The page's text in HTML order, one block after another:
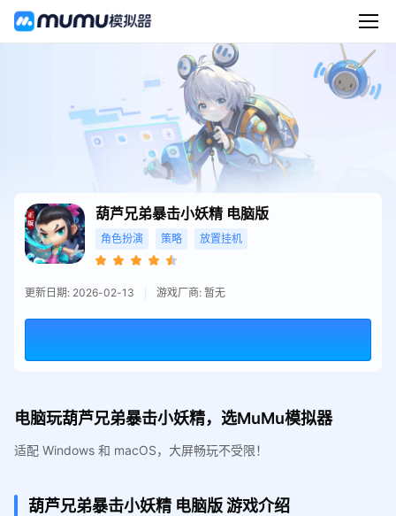
葫芦兄弟暴击小妖精 电脑版
角色扮演 策略 放置挂机
更新日期: 2026-02-13 游戏厂商: 暂无
电脑玩葫芦兄弟暴击小妖精，选MuMu模拟器
适配 Windows 和 macOS，大屏畅玩不受限！
葫芦兄弟暴击小妖精 电脑版游戏介绍